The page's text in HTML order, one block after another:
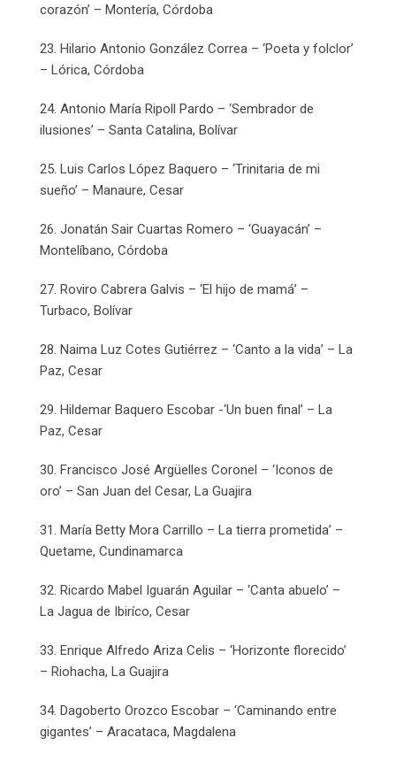
corazón’ – Montería, Córdoba
23. Hilario Antonio González Correa – ‘Poeta y folclor’
– Lórica, Córdoba
24. Antonio María Ripoll Pardo – ‘Sembrador de
ilusiones’ – Santa Catalina, Bolívar
25. Luis Carlos López Baquero – ‘Trinitaria de mi
sueño’ – Manaure, Cesar
26. Jonatán Sair Cuartas Romero – ‘Guayacán’ –
Montelíbano, Córdoba
27. Roviro Cabrera Galvis – ‘El hijo de mamá’ –
Turbaco, Bolívar
28. Naima Luz Cotes Gutiérrez – ‘Canto a la vida’ – La
Paz, Cesar
29. Hildemar Baquero Escobar -‘Un buen final’ – La
Paz, Cesar
30. Francisco José Argüelles Coronel – ‘Iconos de
oro’ – San Juan del Cesar, La Guajira
31. María Betty Mora Carrillo – La tierra prometida’ –
Quetame, Cundinamarca
32. Ricardo Mabel Iguarán Aguilar – ‘Canta abuelo’ –
La Jagua de Ibiríco, Cesar
33. Enrique Alfredo Ariza Celis – ‘Horizonte florecido’
– Riohacha, La Guajira
34. Dagoberto Orozco Escobar – ‘Caminando entre
gigantes’ – Aracataca, Magdalena